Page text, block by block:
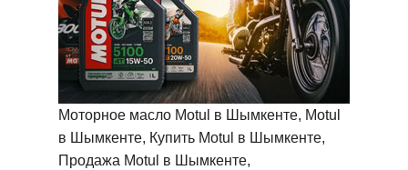
Моторное масло Motul в Шымкенте, Motul
в Шымкенте, Купить Motul в Шымкенте,
Продажа Motul в Шымкенте,